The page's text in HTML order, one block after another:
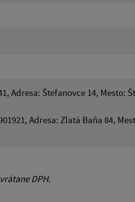
Adresa: Štefanovce 14, Mesto:
Adresa: Zlatá Baňa 84,
DPH.